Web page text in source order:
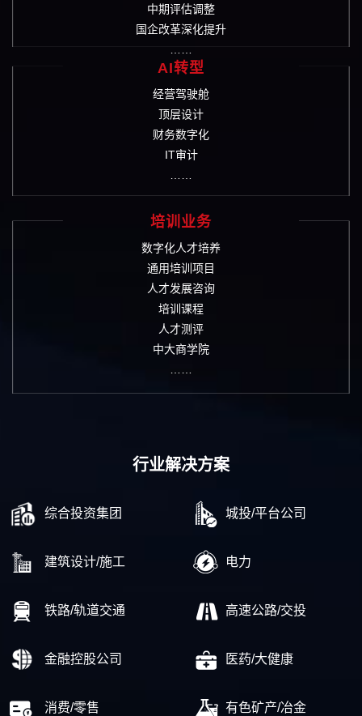
中期评估调整
国企改革深化提升
……
AI转型
经营驾驶舱
顶层设计
财务数字化
IT审计
……
培训业务
数字化人才培养
通用培训项目
人才发展咨询
培训课程
人才测评
中大商学院
……
行业解决方案
综合投资集团 城投/平台公司
建筑设计/施工 电力
铁路/轨道交通 高速公路/交投
金融控股公司 医药/大健康
消费/零售 有色矿产/冶金